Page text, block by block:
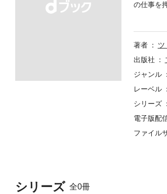
シリーズ 全0冊
の仕事を
しさに
著者
ツ
出版社
ジャンル
レーベル
シリーズ
電子版配
ファイル